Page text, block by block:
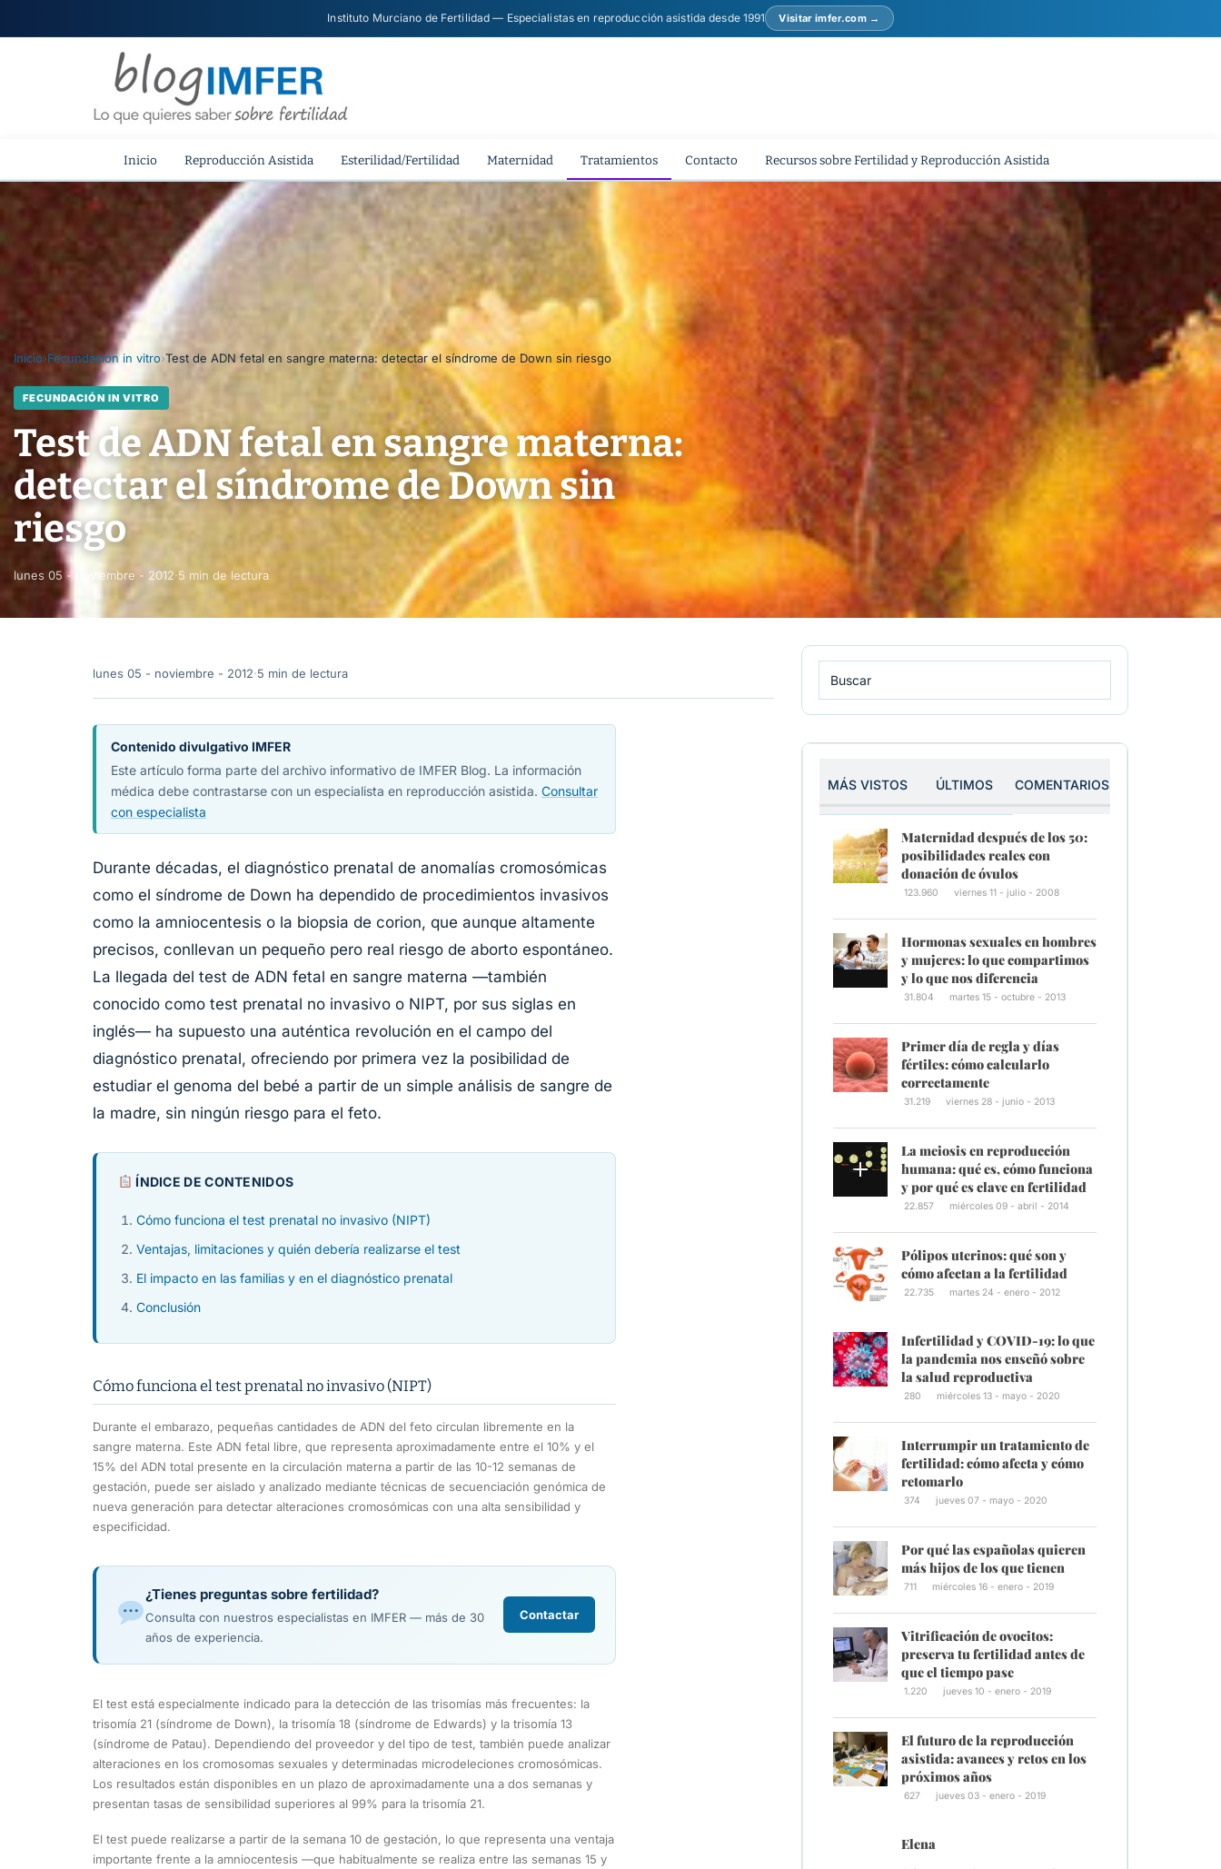
Instituto Murciano de Fertilidad — Especialistas en reproducción asistida desde 1991 Visitar imfer.com →
Inicio Reproducción Asistida Esterilidad/Fertilidad Maternidad Tratamientos Contacto Recursos sobre Fertilidad y Reproducción Asistida
Inicio›Fecundación in vitro›Test de ADN fetal en sangre materna: detectar el síndrome de Down sin riesgo
FECUNDACIÓN IN VITRO
Test de ADN fetal en sangre materna:
detectar el síndrome de Down sin
riesgo
lunes 05 - noviembre - 2012·5 min de lectura
lunes 05 - noviembre - 2012·5 min de lectura
Contenido divulgativo IMFER
Este artículo forma parte del archivo informativo de IMFER Blog. La información
médica debe contrastarse con un especialista en reproducción asistida. Consultar
con especialista
Durante décadas, el diagnóstico prenatal de anomalías cromosómicas
como el síndrome de Down ha dependido de procedimientos invasivos
como la amniocentesis o la biopsia de corion, que aunque altamente
precisos, conllevan un pequeño pero real riesgo de aborto espontáneo.
La llegada del test de ADN fetal en sangre materna —también
conocido como test prenatal no invasivo o NIPT, por sus siglas en
inglés— ha supuesto una auténtica revolución en el campo del
diagnóstico prenatal, ofreciendo por primera vez la posibilidad de
estudiar el genoma del bebé a partir de un simple análisis de sangre de
la madre, sin ningún riesgo para el feto.
ÍNDICE DE CONTENIDOS
Cómo funciona el test prenatal no invasivo (NIPT)
Ventajas, limitaciones y quién debería realizarse el test
El impacto en las familias y en el diagnóstico prenatal
Conclusión
Cómo funciona el test prenatal no invasivo (NIPT)
Durante el embarazo, pequeñas cantidades de ADN del feto circulan libremente en la
sangre materna. Este ADN fetal libre, que representa aproximadamente entre el 10% y el
15% del ADN total presente en la circulación materna a partir de las 10-12 semanas de
gestación, puede ser aislado y analizado mediante técnicas de secuenciación genómica de
nueva generación para detectar alteraciones cromosómicas con una alta sensibilidad y
especificidad.
¿Tienes preguntas sobre fertilidad?
Consulta con nuestros especialistas en IMFER — más de 30
años de experiencia.
Contactar
El test está especialmente indicado para la detección de las trisomías más frecuentes: la
trisomía 21 (síndrome de Down), la trisomía 18 (síndrome de Edwards) y la trisomía 13
(síndrome de Patau). Dependiendo del proveedor y del tipo de test, también puede analizar
alteraciones en los cromosomas sexuales y determinadas microdeleciones cromosómicas.
Los resultados están disponibles en un plazo de aproximadamente una a dos semanas y
presentan tasas de sensibilidad superiores al 99% para la trisomía 21.
El test puede realizarse a partir de la semana 10 de gestación, lo que representa una ventaja
importante frente a la amniocentesis —que habitualmente se realiza entre las semanas 15 y
MÁS VISTOS ÚLTIMOS COMENTARIOS
Maternidad después de los 50:
posibilidades reales con
donación de óvulos
123.960 viernes 11 - julio - 2008
Hormonas sexuales en hombres
y mujeres: lo que compartimos
y lo que nos diferencia
31.804 martes 15 - octubre - 2013
Primer día de regla y días
fértiles: cómo calcularlo
correctamente
31.219 viernes 28 - junio - 2013
La meiosis en reproducción
humana: qué es, cómo funciona
y por qué es clave en fertilidad
22.857 miércoles 09 - abril - 2014
Pólipos uterinos: qué son y
cómo afectan a la fertilidad
22.735 martes 24 - enero - 2012
Infertilidad y COVID-19: lo que
la pandemia nos enseñó sobre
la salud reproductiva
280 miércoles 13 - mayo - 2020
Interrumpir un tratamiento de
fertilidad: cómo afecta y cómo
retomarlo
374 jueves 07 - mayo - 2020
Por qué las españolas quieren
más hijos de los que tienen
711 miércoles 16 - enero - 2019
Vitrificación de ovocitos:
preserva tu fertilidad antes de
que el tiempo pase
1.220 jueves 10 - enero - 2019
El futuro de la reproducción
asistida: avances y retos en los
próximos años
627 jueves 03 - enero - 2019
Elena